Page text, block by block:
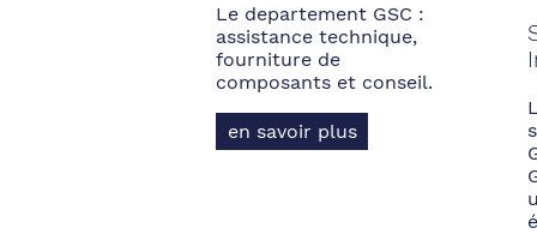
Le departement GSC :
assistance technique,
fourniture de
composants et conseil.
en savoir plus